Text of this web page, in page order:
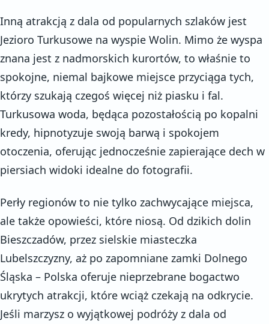
Inną atrakcją z dala od popularnych szlaków jest
Jezioro Turkusowe na wyspie Wolin. Mimo że wyspa
znana jest z nadmorskich kurortów, to właśnie to
spokojne, niemal bajkowe miejsce przyciąga tych,
którzy szukają czegoś więcej niż piasku i fal.
Turkusowa woda, będąca pozostałością po kopalni
kredy, hipnotyzuje swoją barwą i spokojem
otoczenia, oferując jednocześnie zapierające dech w
piersiach widoki idealne do fotografii.
Perły regionów to nie tylko zachwycające miejsca,
ale także opowieści, które niosą. Od dzikich dolin
Bieszczadów, przez sielskie miasteczka
Lubelszczyzny, aż po zapomniane zamki Dolnego
Śląska – Polska oferuje nieprzebrane bogactwo
ukrytych atrakcji, które wciąż czekają na odkrycie.
Jeśli marzysz o wyjątkowej podróży z dala od